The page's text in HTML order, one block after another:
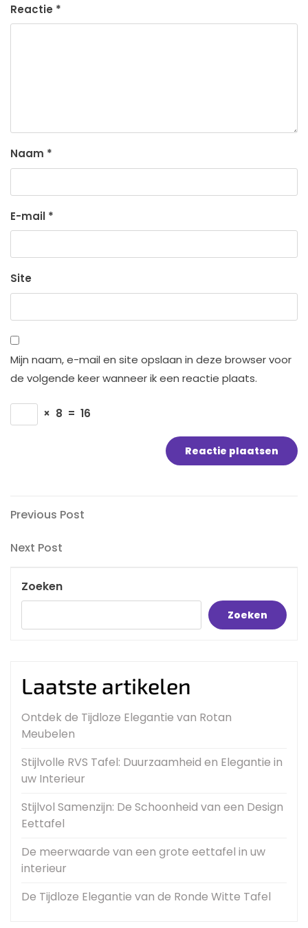
Reactie *
Naam *
E-mail *
Site
Mijn naam, e-mail en site opslaan in deze browser voor
de volgende keer wanneer ik een reactie plaats.
× 8 = 16
Bericht
navigatie
Previous
Previous Post
Next
Next Post
Zoeken
Zoeken
Laatste artikelen
Ontdek de Tijdloze Elegantie van Rotan
Meubelen
Stijlvolle RVS Tafel: Duurzaamheid en Elegantie in
uw Interieur
Stijlvol Samenzijn: De Schoonheid van een Design
Eettafel
De meerwaarde van een grote eettafel in uw
interieur
De Tijdloze Elegantie van de Ronde Witte Tafel